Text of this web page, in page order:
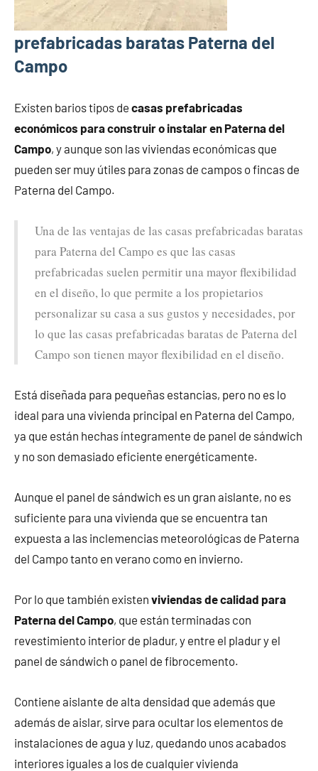
prefabricadas baratas Paterna del
Campo
Existen barios tipos de casas prefabricadas
económicos para construir o instalar en Paterna del
Campo, y aunque son las viviendas económicas que
pueden ser muy útiles para zonas de campos o fincas de
Paterna del Campo.
Una de las ventajas de las casas prefabricadas baratas
para Paterna del Campo es que las casas
prefabricadas suelen permitir una mayor flexibilidad
en el diseño, lo que permite a los propietarios
personalizar su casa a sus gustos y necesidades, por
lo que las casas prefabricadas baratas de Paterna del
Campo son tienen mayor flexibilidad en el diseño.
Está diseñada para pequeñas estancias, pero no es lo
ideal para una vivienda principal en Paterna del Campo,
ya que están hechas íntegramente de panel de sándwich
y no son demasiado eficiente energéticamente.
Aunque el panel de sándwich es un gran aislante, no es
suficiente para una vivienda que se encuentra tan
expuesta a las inclemencias meteorológicas de Paterna
del Campo tanto en verano como en invierno.
Por lo que también existen viviendas de calidad para
Paterna del Campo, que están terminadas con
revestimiento interior de pladur, y entre el pladur y el
panel de sándwich o panel de fibrocemento.
Contiene aislante de alta densidad que además que
además de aislar, sirve para ocultar los elementos de
instalaciones de agua y luz, quedando unos acabados
interiores iguales a los de cualquier vivienda